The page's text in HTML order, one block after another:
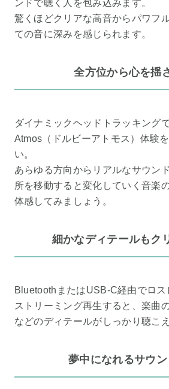
ンドで聴く人を包み込みます。
驚くほどクリアな高音からパワフ
ての音に深みを感じられます。
全方位から心を揺
ダイナミックヘッドトラッキング
Atmos（ドルビーアトモス）体験
い。
あらゆる方向からリアルなサウン
所を移動すると変化していく音楽
体感してみましょう。
細かなディテールもク
BluetoothまたはUSB-C経由でロ
ストリーミング再生すると、楽曲
などのディテールがしっかり聴こえ
夢中になれるサウ